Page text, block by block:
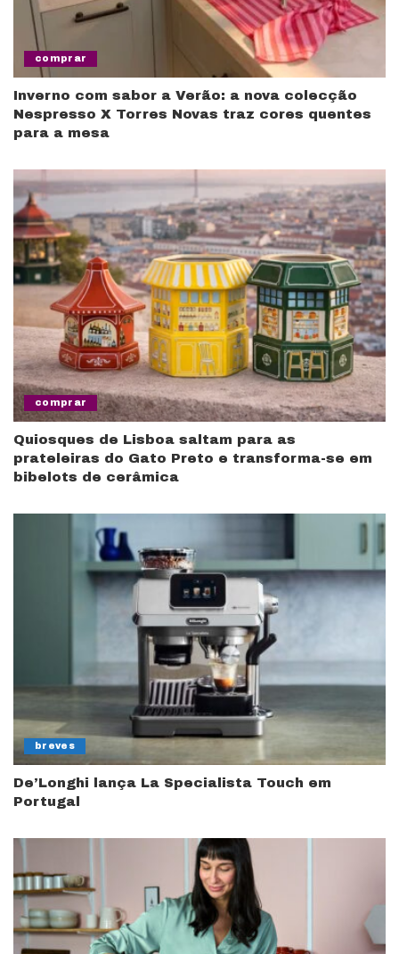
comprar
Inverno com sabor a Verão: a nova colecção
Nespresso X Torres Novas traz cores quentes
para a mesa
comprar
Quiosques de Lisboa saltam para as
prateleiras do Gato Preto e transforma-se em
bibelots de cerâmica
breves
De’Longhi lança La Specialista Touch em
Portugal